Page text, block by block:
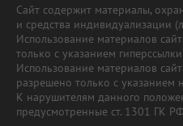
Сайт содержит материалы,
и средства индивидуализации
Использование материалов
только с указанием
Использование материалов
разрешено только с указанием
К нарушителям данного
предусмотренные ст. 1301 ГК